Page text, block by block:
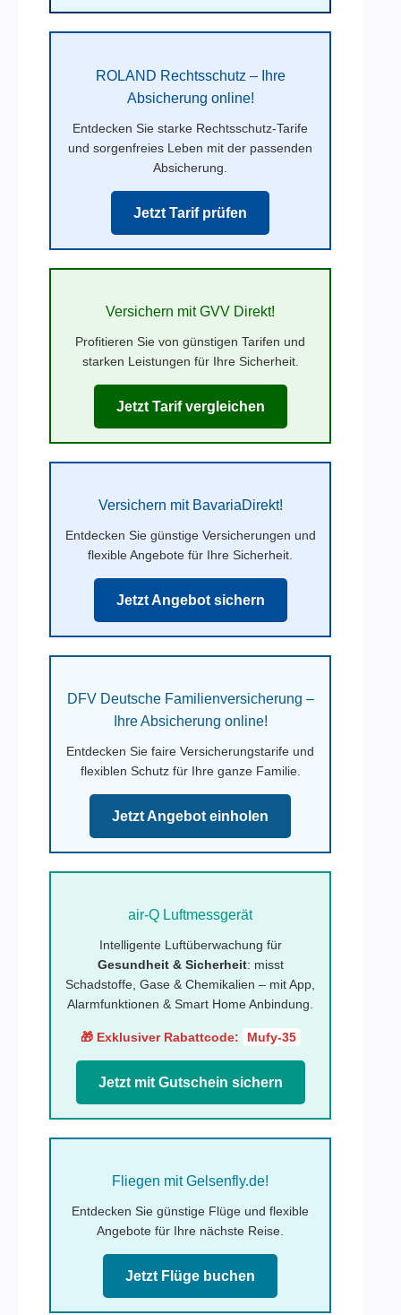
ROLAND Rechtsschutz – Ihre
Absicherung online!
Entdecken Sie starke Rechtsschutz-Tarife
und sorgenfreies Leben mit der passenden
Absicherung.
Jetzt Tarif prüfen
Versichern mit GVV Direkt!
Profitieren Sie von günstigen Tarifen und
starken Leistungen für Ihre Sicherheit.
Jetzt Tarif vergleichen
Versichern mit BavariaDirekt!
Entdecken Sie günstige Versicherungen und
flexible Angebote für Ihre Sicherheit.
Jetzt Angebot sichern
DFV Deutsche Familienversicherung –
Ihre Absicherung online!
Entdecken Sie faire Versicherungstarife und
flexiblen Schutz für Ihre ganze Familie.
Jetzt Angebot einholen
air-Q Luftmessgerät
Intelligente Luftüberwachung für
Gesundheit & Sicherheit: misst
Schadstoffe, Gase & Chemikalien – mit App,
Alarmfunktionen & Smart Home Anbindung.
🎁 Exklusiver Rabattcode: Mufy-35
Jetzt mit Gutschein sichern
Fliegen mit Gelsenfly.de!
Entdecken Sie günstige Flüge und flexible
Angebote für Ihre nächste Reise.
Jetzt Flüge buchen